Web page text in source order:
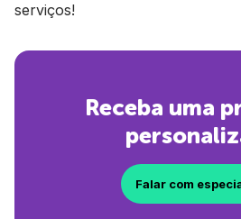
serviços!
Receba uma
Falar com